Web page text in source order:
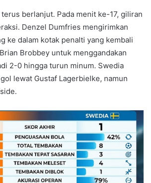
berlanjut. Pada menit ke-17, giliran
Denzel Dumfries mengirimkan
ke dalam kotak penalti yang kembali
Brobbey untuk menggandakan
2-0 hingga turun minum. Swedia
lewat Gustaf Lagerbielke, namun